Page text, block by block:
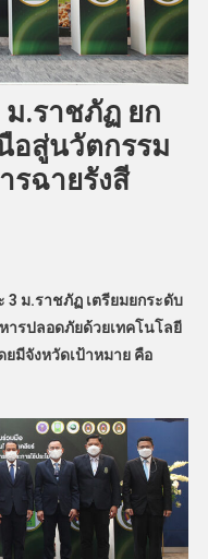
.ราชภัฏ ยก
อสู่นวัตกรรม
รฉายรังสี
3 ม.ราชภัฏ เตรียมยกระดับ
ารปลอดภัยด้วยเทคโนโลยี
ยมีจังหวัดเป้าหมาย คือ